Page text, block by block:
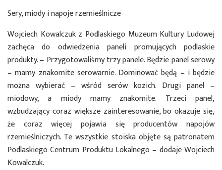
Sery, miody i napoje rzemieślnicze
Wojciech Kowalczuk z Podlaskiego Muzeum Kultury Ludowej
zachęca do odwiedzenia paneli promujących podlaskie
produkty. – Przygotowaliśmy trzy panele. Będzie panel serowy
– mamy znakomite serowarnie. Dominować będą – i będzie
można wybierać – wśród serów kozich. Drugi panel –
miodowy, a miody mamy znakomite. Trzeci panel,
wzbudzający coraz większe zainteresowanie, bo okazuje się,
że coraz więcej pojawia się producentów napojów
rzemieślniczych. Te wszystkie stoiska objęte są patronatem
Podlaskiego Centrum Produktu Lokalnego – dodaje Wojciech
Kowalczuk.